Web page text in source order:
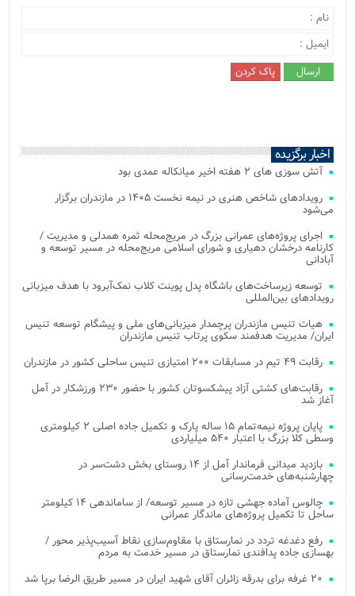
اخبار برگزیده
آتش‌ سوزی‌ های ۲ هفته اخیر میانکاله عمدی بود
رویدادهای شاخص هنری در نیمه نخست ۱۴۰۵ در مازندران برگزار
می‌شود
اجرای پروژه‌های عمرانی بزرگ در مریج‌محله ثمره همدلی و مدیریت /
کارنامه درخشان دهیاری و شورای اسلامی مریج‌محله در مسیر توسعه و
آبادانی
توسعه زیرساخت‌های باشگاه پدل پوینت کلاب نمک‌آبرود با هدف میزبانی
رویدادهای بین‌المللی
هیات تنیس مازندران پرچمدار میزبانی‌های ملی و پیشگام توسعه تنیس
ایران/ مدیریت هدفمند سکوی پرتاب تنیس مازندران
رقابت ۴۹ تیم در مسابقات ۲۰۰ امتیازی تنیس ساحلی کشور در مازندران
رقابت‌های کشتی آزاد پیشکسوتان کشور با حضور ۲۳۰ ورزشکار در آمل
آغاز شد
پایان پروژه نیمه‌تمام ۱۵ ساله پارک و تکمیل جاده اصلی ۲ کیلومتری
وسطی کلا بزرگ با اعتبار ۵۴۰ میلیاردی
بازدید میدانی فرماندار آمل از ۱۴ روستای بخش دشت‌سر در
چهارشنبه‌های خدمت‌رسانی
چالوس آماده جهشی تازه در مسیر توسعه/ از ساماندهی ۱۴ کیلومتر
ساحل تا تکمیل پروژه‌های ماندگار عمرانی
رفع دغدغه تردد در نمارستاق با مقاوم‌سازی نقاط آسیب‌پذیر محور /
بهسازی جاده پدافندی نمارستاق در مسیر خدمت به مردم
۲۰ غرفه برای بدرقه زائران آقای شهید ایران در مسیر طریق الرضا برپا شد